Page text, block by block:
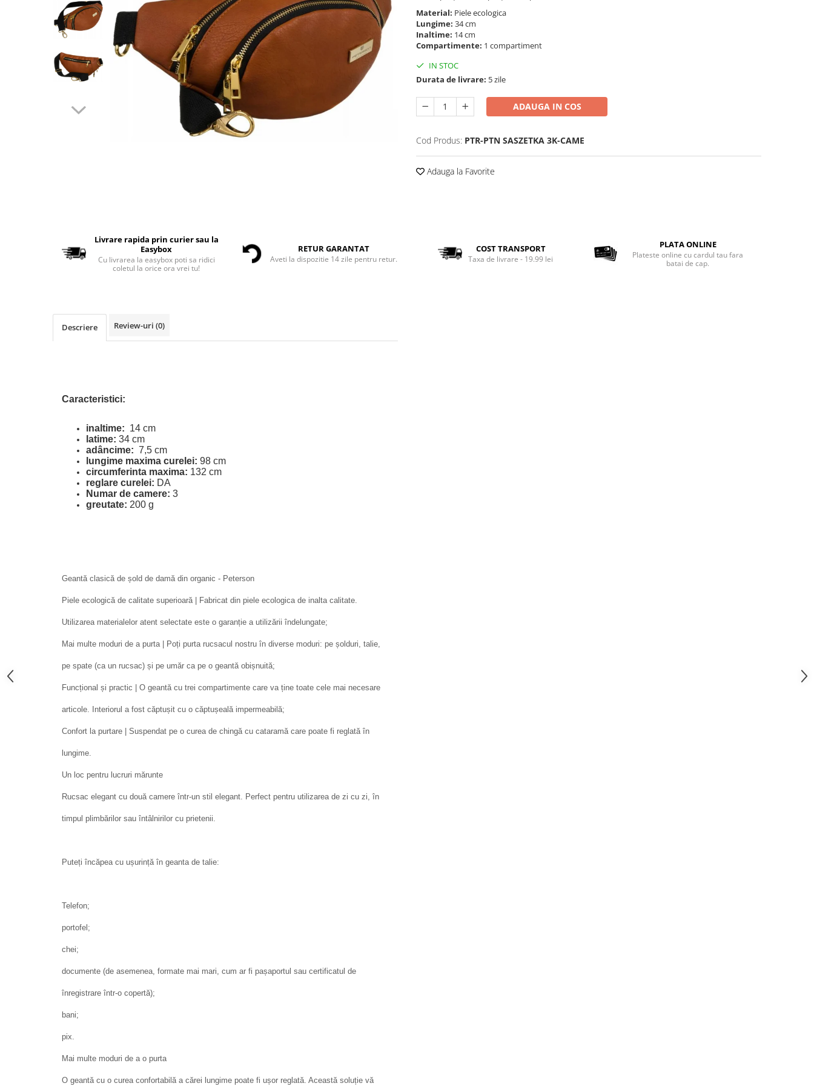
Material: Piele ecologica
Lungime: 34 cm
Inaltime: 14 cm
Compartimente: 1 compartiment
IN STOC
Durata de livrare: 5 zile
ADAUGA IN COS
Cod Produs: PTR-PTN SASZETKA 3K-CAME
Adauga la Favorite
Livrare rapida prin curier sau la
Easybox
Cu livrarea la easybox poti sa ridici
coletul la orice ora vrei tu!
RETUR GARANTAT
Aveti la dispozitie 14 zile pentru retur.
COST TRANSPORT
Taxa de livrare - 19.99 lei
PLATA ONLINE
Plateste online cu cardul tau fara
batai de cap.
Descriere Review-uri (0)
Caracteristici:
inaltime: 14 cm
latime: 34 cm
adâncime: 7,5 cm
lungime maxima curelei: 98 cm
circumferinta maxima: 132 cm
reglare curelei: DA
Numar de camere: 3
greutate: 200 g
Geantă clasică de șold de damă din organic - Peterson
Piele ecologică de calitate superioară | Fabricat din piele ecologica de inalta calitate.
Utilizarea materialelor atent selectate este o garanție a utilizării îndelungate;
Mai multe moduri de a purta | Poți purta rucsacul nostru în diverse moduri: pe șolduri, talie,
pe spate (ca un rucsac) și pe umăr ca pe o geantă obișnuită;
Funcțional și practic | O geantă cu trei compartimente care va ține toate cele mai necesare
articole. Interiorul a fost căptușit cu o căptușeală impermeabilă;
Confort la purtare | Suspendat pe o curea de chingă cu cataramă care poate fi reglată în
lungime.
Un loc pentru lucruri mărunte
Rucsac elegant cu două camere într-un stil elegant. Perfect pentru utilizarea de zi cu zi, în
timpul plimbărilor sau întâlnirilor cu prietenii.
Puteți încăpea cu ușurință în geanta de talie:
Telefon;
portofel;
chei;
documente (de asemenea, formate mai mari, cum ar fi pașaportul sau certificatul de
înregistrare într-o copertă);
bani;
pix.
Mai multe moduri de a o purta
O geantă cu o curea confortabilă a cărei lungime poate fi ușor reglată. Această soluție vă